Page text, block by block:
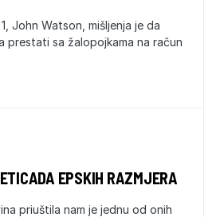
John Watson, mišljenja je da
prestati sa žalopojkama na račun
EPSKIH RAZMJERA
priuštila nam je jednu od onih